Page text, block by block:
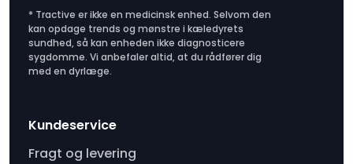
* Tractive er ikke en medicinsk enhed. Selvom den
kan opdage trends og mønstre i kæledyrets
sundhed, så kan enheden ikke diagnosticere
sygdomme. Vi anbefaler altid, at du rådfører dig
med en dyrlæge.
Kundeservice
Fragt og levering